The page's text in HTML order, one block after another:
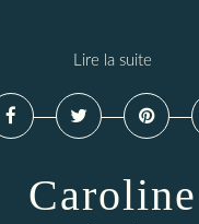
Lire la suite
Caroline